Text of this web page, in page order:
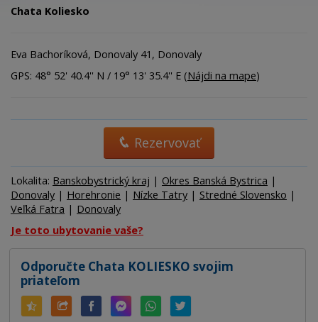
Chata Koliesko
Eva Bachoríková, Donovaly 41, Donovaly
GPS: 48° 52' 40.4'' N / 19° 13' 35.4'' E (Nájdi na mape)
Rezervovať
Lokalita: Banskobystrický kraj | Okres Banská Bystrica |
Donovaly | Horehronie | Nízke Tatry | Stredné Slovensko |
Veľká Fatra | Donovaly
Je toto ubytovanie vaše?
Odporučte Chata KOLIESKO svojim
priateľom